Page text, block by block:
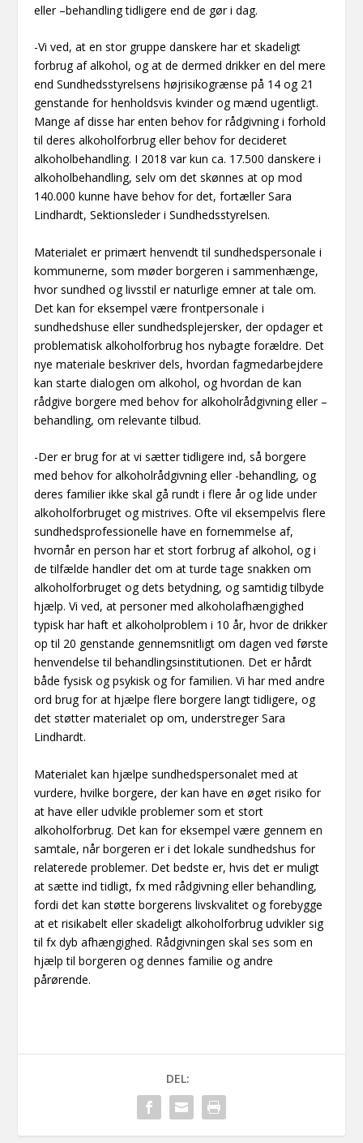
eller –behandling tidligere end de gør i dag.
-Vi ved, at en stor gruppe danskere har et skadeligt
forbrug af alkohol, og at de dermed drikker en del mere
end Sundhedsstyrelsens højrisikogrænse på 14 og 21
genstande for henholdsvis kvinder og mænd ugentligt.
Mange af disse har enten behov for rådgivning i forhold
til deres alkoholforbrug eller behov for decideret
alkoholbehandling. I 2018 var kun ca. 17.500 danskere i
alkoholbehandling, selv om det skønnes at op mod
140.000 kunne have behov for det, fortæller Sara
Lindhardt, Sektionsleder i Sundhedsstyrelsen.
Materialet er primært henvendt til sundhedspersonale i
kommunerne, som møder borgeren i sammenhænge,
hvor sundhed og livsstil er naturlige emner at tale om.
Det kan for eksempel være frontpersonale i
sundhedshuse eller sundhedsplejersker, der opdager et
problematisk alkoholforbrug hos nybagte forældre. Det
nye materiale beskriver dels, hvordan fagmedarbejdere
kan starte dialogen om alkohol, og hvordan de kan
rådgive borgere med behov for alkoholrådgivning eller –
behandling, om relevante tilbud.
-Der er brug for at vi sætter tidligere ind, så borgere
med behov for alkoholrådgivning eller -behandling, og
deres familier ikke skal gå rundt i flere år og lide under
alkoholforbruget og mistrives. Ofte vil eksempelvis flere
sundhedsprofessionelle have en fornemmelse af,
hvornår en person har et stort forbrug af alkohol, og i
de tilfælde handler det om at turde tage snakken om
alkoholforbruget og dets betydning, og samtidig tilbyde
hjælp. Vi ved, at personer med alkoholafhængighed
typisk har haft et alkoholproblem i 10 år, hvor de drikker
op til 20 genstande gennemsnitligt om dagen ved første
henvendelse til behandlingsinstitutionen. Det er hårdt
både fysisk og psykisk og for familien. Vi har med andre
ord brug for at hjælpe flere borgere langt tidligere, og
det støtter materialet op om, understreger Sara
Lindhardt.
Materialet kan hjælpe sundhedspersonalet med at
vurdere, hvilke borgere, der kan have en øget risiko for
at have eller udvikle problemer som et stort
alkoholforbrug. Det kan for eksempel være gennem en
samtale, når borgeren er i det lokale sundhedshus for
relaterede problemer. Det bedste er, hvis det er muligt
at sætte ind tidligt, fx med rådgivning eller behandling,
fordi det kan støtte borgerens livskvalitet og forebygge
at et risikabelt eller skadeligt alkoholforbrug udvikler sig
til fx dyb afhængighed. Rådgivningen skal ses som en
hjælp til borgeren og dennes familie og andre
pårørende.
DEL: